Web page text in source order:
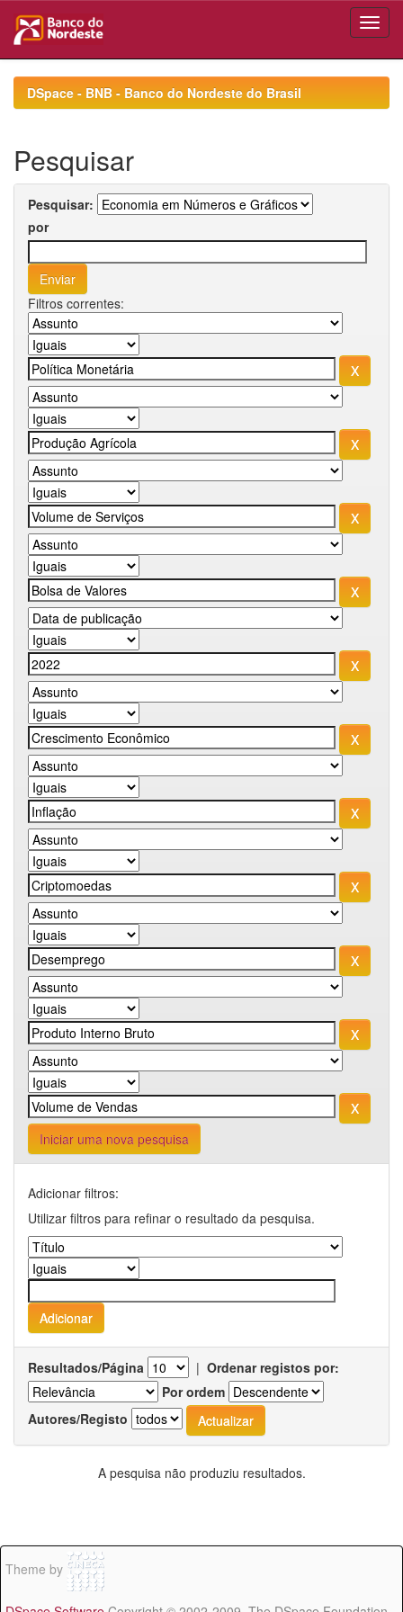
navigationDSpace - BNB - Banco do Nordeste do Brasil
Pesquisar
Pesquisar:
por
Filtros correntes:
Iniciar uma nova pesquisa
Adicionar filtros:
Utilizar filtros para refinar o resultado da pesquisa.
Resultados/Página | Ordenar registos por:
Por ordem
Autores/Registo
A pesquisa não produziu resultados.
Theme by